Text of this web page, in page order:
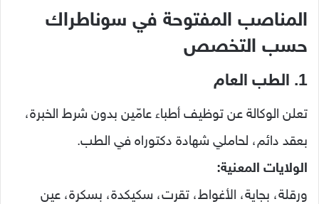
المناصب المفتوحة في سوناطراك
حسب التخصص
1. الطب العام
تعلن الوكالة عن توظيف أطباء عامّين بدون شرط الخبرة،
بعقد دائم، لحاملي شهادة دكتوراه في الطب.
الولايات المعنية:
ورقلة، بجاية، الأغواط، تقرت، سكيكدة، بسكرة، عين